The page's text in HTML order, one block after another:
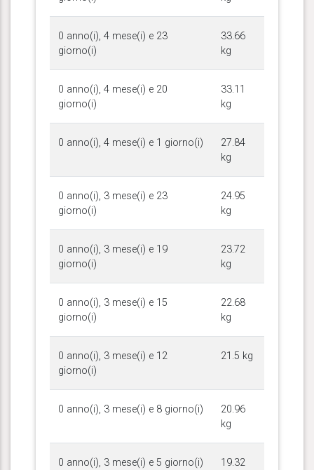
0 anno(i), 4 mese(i) e 23
giorno(i)
33.66
kg
0 anno(i), 4 mese(i) e 20
giorno(i)
33.11
kg
0 anno(i), 4 mese(i) e 1 giorno(i)
27.84
kg
0 anno(i), 3 mese(i) e 23
giorno(i)
24.95
kg
0 anno(i), 3 mese(i) e 19
giorno(i)
23.72
kg
0 anno(i), 3 mese(i) e 15
giorno(i)
22.68
kg
0 anno(i), 3 mese(i) e 12
giorno(i)
21.5 kg
0 anno(i), 3 mese(i) e 8 giorno(i)
20.96
kg
0 anno(i), 3 mese(i) e 5 giorno(i)
19.32